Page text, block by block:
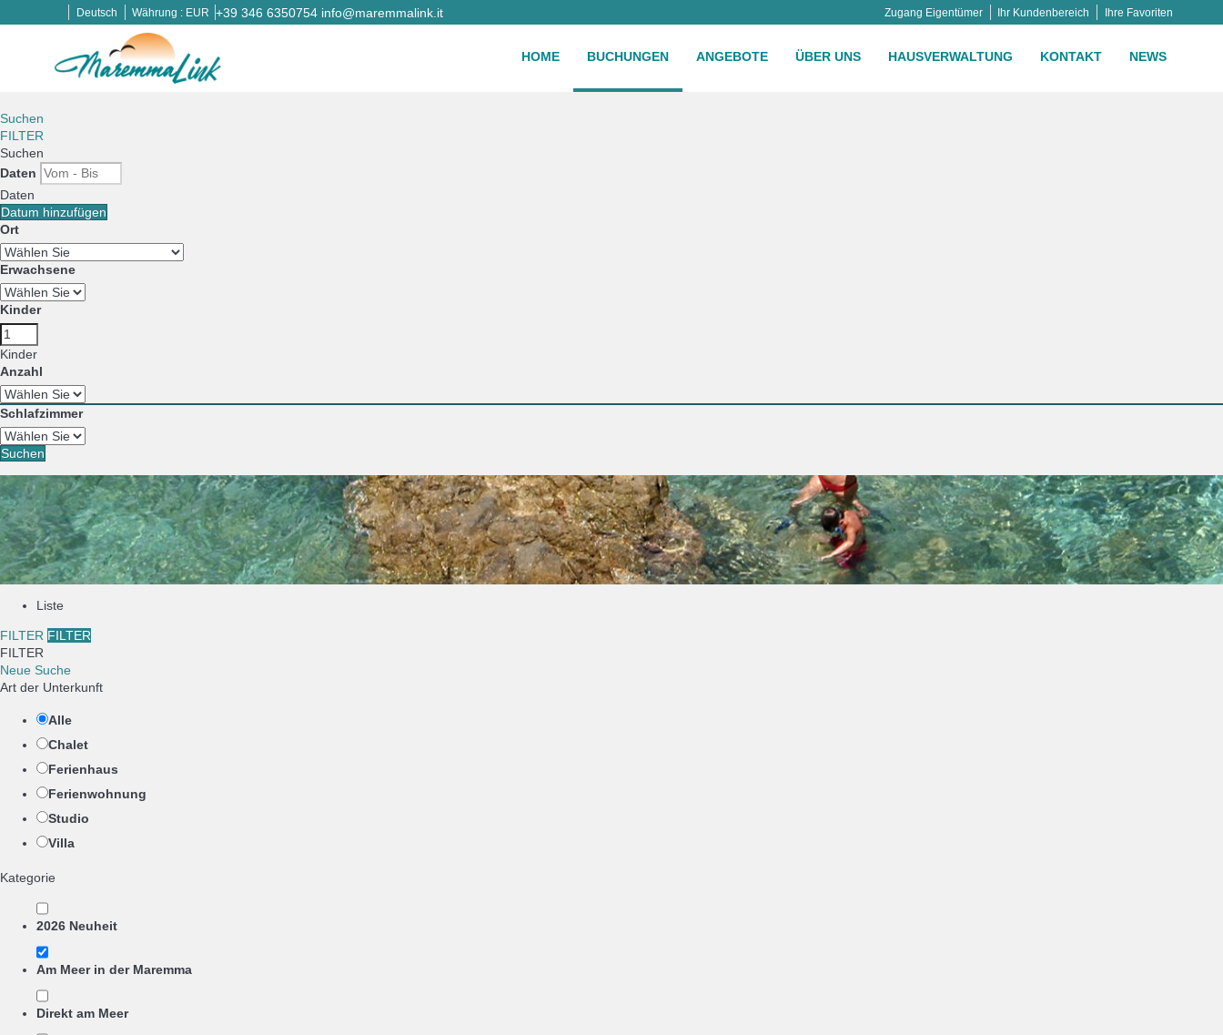
Deutsch Währung : EUR +39 346 6350754 info@maremmalink.it Ihre Favoriten
Ihr Kundenbereich
Zugang Eigentümer
HOME BUCHUNGEN ANGEBOTE ÜBER UNS HAUSVERWALTUNG KONTAKT NEWS
Suchen
FILTER
Suchen
Daten
Daten
Datum hinzufügen
Ort
Erwachsene
Kinder
Kinder
Anzahl
Schlafzimmer
Suchen
Liste
FILTER FILTER
FILTER
Neue Suche
Art der Unterkunft
Alle
Chalet
Ferienhaus
Ferienwohnung
Studio
Villa
Kategorie
2026 Neuheit
Am Meer in der Maremma
Direkt am Meer